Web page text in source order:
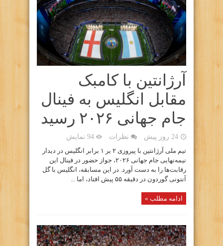
آرژانتین با کامبک
مقابل انگلیس به فینال
جام جهانی ۲۰۲۶ رسید
24 روز پیش نظرات
94 نمایش
تیم ملی آرژانتین با پیروزی ۲ بر ۱ برابر انگلیس در دیدار
نیمه‌نهایی جام جهانی ۲۰۲۶، جواز حضور در فینال این
رقابت‌ها را به دست آورد. در این مسابقه، انگلیس با گل
آنتونی گوردون در دقیقه ۵۵ پیش افتاد، اما ...
ادامه مطلب »